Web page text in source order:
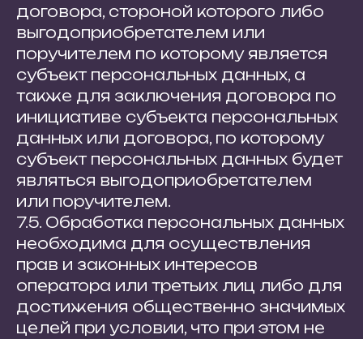
договора, стороной которого либо
выгодоприобретателем или
поручителем по которому является
субъект персональных данных, а
также для заключения договора по
инициативе субъекта персональных
данных или договора, по которому
субъект персональных данных будет
являться выгодоприобретателем
или поручителем.
7.5. Обработка персональных данных
необходима для осуществления
прав и законных интересов
оператора или третьих лиц либо для
достижения общественно значимых
целей при условии, что при этом не